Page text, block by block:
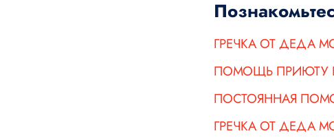
ГРЕЧКА ОТ ДЕДА
ПОМОЩЬ ПРИЮТУ
ПОСТОЯННАЯ
ГРЕЧКА ОТ ДЕДА